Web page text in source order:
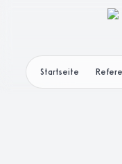
Startseite